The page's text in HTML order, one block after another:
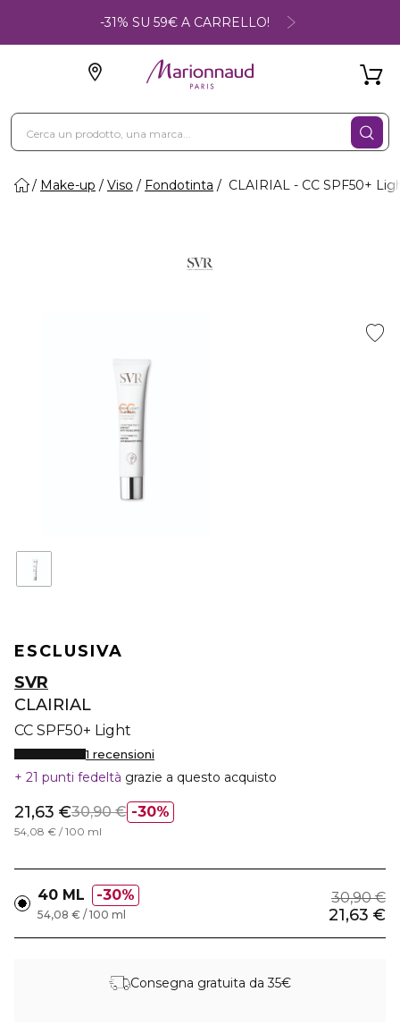
-31% SU 59€ A CARRELLO!
Make-up Viso Fondotinta CLAIRIAL - CC SPF50+
ESCLUSIVA
SVR
CLAIRIAL
CC SPF50+ Light
1 recensioni
21 punti fedeltà grazie a questo acquisto
30%
21,63 €30,90 €
54,08 € / 100 ml
40 ML 30% 30,90 €
21,63 €
54,08 € / 100 ml
Consegna gratuita da 35€